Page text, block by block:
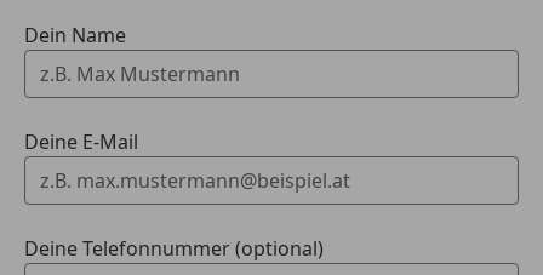
Künstler Jeff Koons entstand diese Sonderedition
als rollende Kunstskulptur – nicht für Museen,
sondern für die Straße. Weltweit wurden nur 99
Exemplare realisiert.
Außen erstrahlt das Coupé in einem lebendigen
Formen und dynamisch explodierenden Mustern –
Dein Name
Deine E-Mail
Deine Telefonnummer (optional)